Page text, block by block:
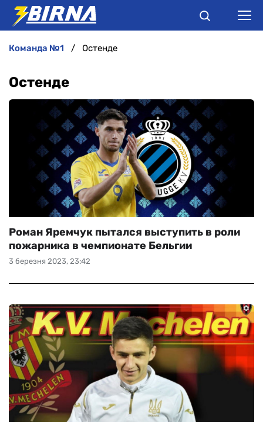
ІНТЕРВ'Ю
РІЗНЕ
БУКМЕКЕРИ
команда №1 Остенде
Остенде
3 березня 2023, 23:42
Роман Яремчук пытался выступить в роли
пожарника в чемпионате Бельгии